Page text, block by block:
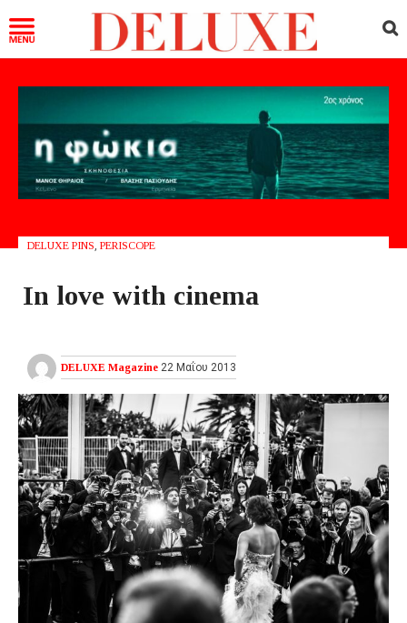
DELUXE PINS PERISCOPE
In love with cinema
DELUXE Magazine 22 Μαΐου 2013